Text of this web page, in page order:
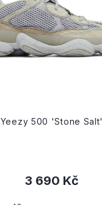
Yeezy 500 'Stone Salt'
3 690 Kč